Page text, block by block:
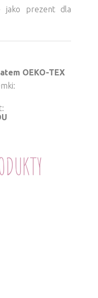
jako prezent dla
OEKO-TEX